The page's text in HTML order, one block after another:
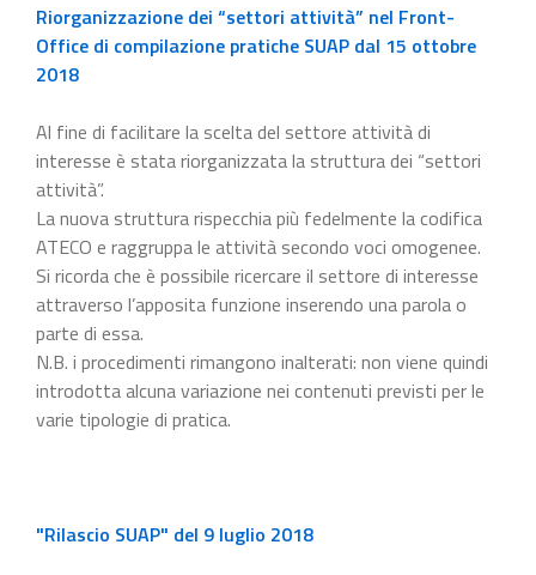
Riorganizzazione dei “settori attività” nel Front-
Office di compilazione pratiche SUAP dal 15 ottobre
2018
Al fine di facilitare la scelta del settore attività di
interesse è stata riorganizzata la struttura dei “settori
attività”.
La nuova struttura rispecchia più fedelmente la codifica
ATECO e raggruppa le attività secondo voci omogenee.
Si ricorda che è possibile ricercare il settore di interesse
attraverso l’apposita funzione inserendo una parola o
parte di essa.
N.B. i procedimenti rimangono inalterati: non viene quindi
introdotta alcuna variazione nei contenuti previsti per le
varie tipologie di pratica.
"Rilascio SUAP" del 9 luglio 2018